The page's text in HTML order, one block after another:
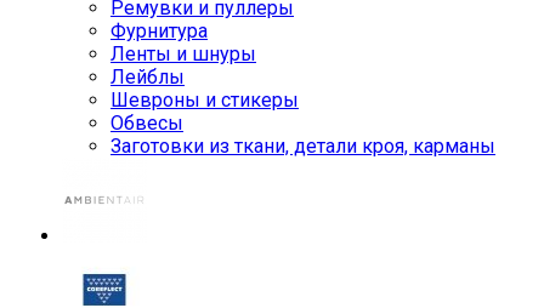
Ремувки и пуллеры
Фурнитура
Ленты и шнуры
Лейблы
Шевроны и стикеры
Обвесы
Заготовки из ткани, детали кроя, карманы